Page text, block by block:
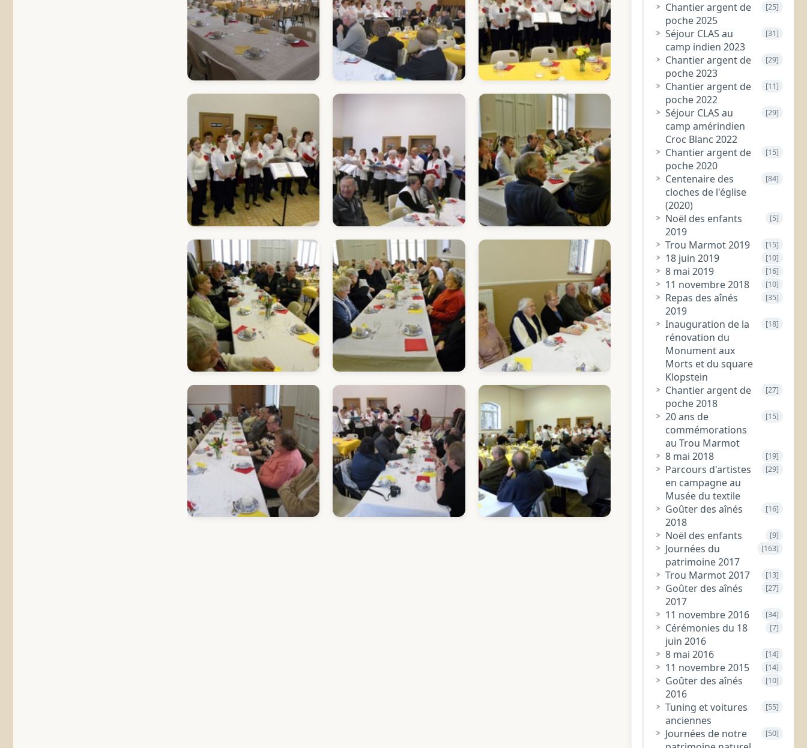
Chantier argent de
poche 2025
[25]
Séjour CLAS au
camp indien 2023
[31]
Chantier argent de
poche 2023
[29]
Chantier argent de
poche 2022
[11]
Séjour CLAS au
camp amérindien
Croc Blanc 2022
[29]
Chantier argent de
poche 2020
[15]
Centenaire des
cloches de l'église
(2020)
[84]
Noël des enfants
2019
[5]
Trou Marmot 2019 [15]
18 juin 2019 [10]
8 mai 2019 [16]
11 novembre 2018 [10]
Repas des aînés
2019
[35]
Inauguration de la
rénovation du
Monument aux
Morts et du square
Klopstein
[18]
Chantier argent de
poche 2018
[27]
20 ans de
commémorations
au Trou Marmot
[15]
8 mai 2018 [19]
Parcours d'artistes
en campagne au
Musée du textile
[29]
Goûter des aînés
2018
[16]
Noël des enfants [9]
Journées du
patrimoine 2017
[163]
Trou Marmot 2017 [13]
Goûter des aînés
2017
[27]
11 novembre 2016 [34]
Cérémonies du 18
juin 2016
[7]
8 mai 2016 [14]
11 novembre 2015 [14]
Goûter des aînés
2016
[10]
Tuning et voitures
anciennes
[55]
Journées de notre
[50]